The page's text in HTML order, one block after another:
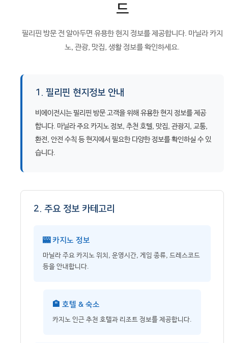
드
필리핀 방문 전 알아두면 유용한 현지 정보를 제공합니다. 마닐라 카지
노, 관광, 맛집, 생활 정보를 확인하세요.
1. 필리핀 현지정보 안내
비에이전시는 필리핀 방문 고객을 위해 유용한 현지 정보를 제공
합니다. 마닐라 주요 카지노 정보, 추천 호텔, 맛집, 관광지, 교통,
환전, 안전 수칙 등 현지에서 필요한 다양한 정보를 확인하실 수 있
습니다.
2. 주요 정보 카테고리
🎰 카지노 정보
마닐라 주요 카지노 위치, 운영시간, 게임 종류, 드레스코드
등을 안내합니다.
🏨 호텔 & 숙소
카지노 인근 추천 호텔과 리조트 정보를 제공합니다.